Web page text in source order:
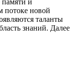
потоке новой
таланты
знаний. Далее